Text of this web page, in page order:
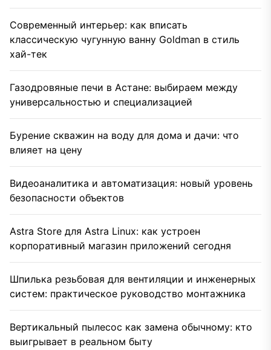
Современный интерьер: как вписать
классическую чугунную ванну Goldman в стиль
хай-тек
Газодровяные печи в Астане: выбираем между
универсальностью и специализацией
Бурение скважин на воду для дома и дачи: что
влияет на цену
Видеоаналитика и автоматизация: новый уровень
безопасности объектов
Astra Store для Astra Linux: как устроен
корпоративный магазин приложений сегодня
Шпилька резьбовая для вентиляции и инженерных
систем: практическое руководство монтажника
Вертикальный пылесос как замена обычному: кто
выигрывает в реальном быту